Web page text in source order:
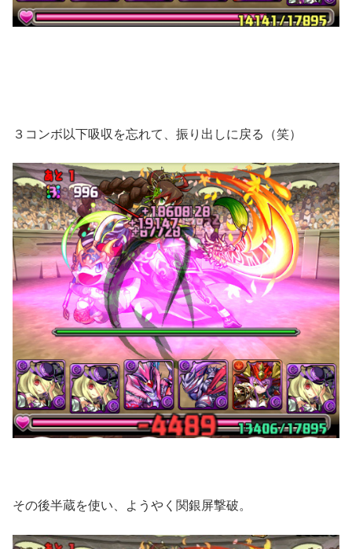
３コンボ以下吸収を忘れて、振り出しに戻る（笑）
その後半蔵を使い、ようやく関銀屏撃破。